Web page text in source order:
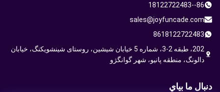
86--18122722483
sales@joyfuncade.com
8618122722483
202، طبقه 2-3، شماره 5 خیابان شیشین، روستای شینشویکنگ، خیابان
دالونگ، منطقه پانیو، شهر گوانگژو
دنبال ما بياي